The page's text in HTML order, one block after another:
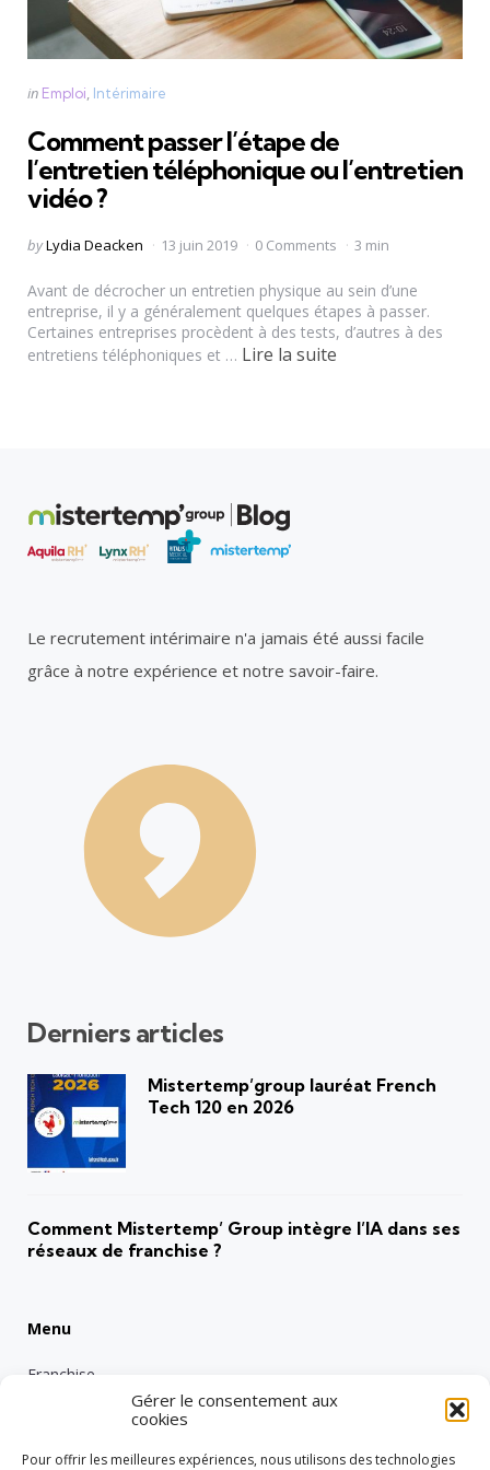
Gérer le consentement aux
cookies
Pour offrir les meilleures expériences, nous utilisons des technologies
Categories
Posted
in Emploi Intérimaire
Comment passer l’étape de
l’entretien téléphonique ou l’entretien
vidéo ?
Posted
byLydia Deacken 13 juin 2019 0 Comments 3 min
Avant de décrocher un entretien physique au sein d’une
entreprise, il y a généralement quelques étapes à passer.
Certaines entreprises procèdent à des tests, d’autres à des
entretiens téléphoniques et … Lire la suite
Le recrutement intérimaire n'a jamais été aussi facile
grâce à notre expérience et notre savoir-faire.
Derniers articles
Mistertemp’group lauréat French
Tech 120 en 2026
Comment Mistertemp’ Group intègre l’IA dans ses
réseaux de franchise ?
Menu
Franchise